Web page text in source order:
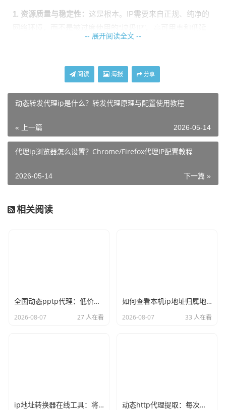
1. 资源质量与稳定性： 这是根本。IP需要来自正规、纯净的
迟是业务顺畅进行的保证。
拟的地址选择越丰富。服务商应支持HTTP/HTTPS/SOCKS5
3. 技术服务与支持：在使用过程中难免会遇到问题，是否有
4. 订阅方式的便捷性：服务商是否提供清晰易懂的订阅链接
生成和使用教程，能否灵活适配你的业务周期。
这样的服务商就值得考虑。
他们拥有运营商正规授权的资源，全国自建了200多个城市
称在99%以上，响应速度极快，并且全面支持HTTP/HTTPS/
我们以天启代理为例，梳理一下从注册到使用的典型流程。
和提取是否顺畅。
-- 展开阅读全文 --
阅读 海报 分享
动态转发代理ip是什么？转发代理原理与配置使用教程
« 上一篇 2026-05-14
代理ip浏览器怎么设置？Chrome/Firefox代理IP配置教程
下一篇 »
2026-05-14
相关阅读
全国动态pptp代理：低价混拨节点，适合非重要业务的ip更换
2026-08-07 27 人在看
如何查看本机ip地址归属地？使用命令行和网页查询的两种方式
2026-08-07 33 人在看
ip地址转换器在线工具：将域名转换为ip或ip查询详细地址 动态http代理提取：每次请求返回新ip的API接口调用示例